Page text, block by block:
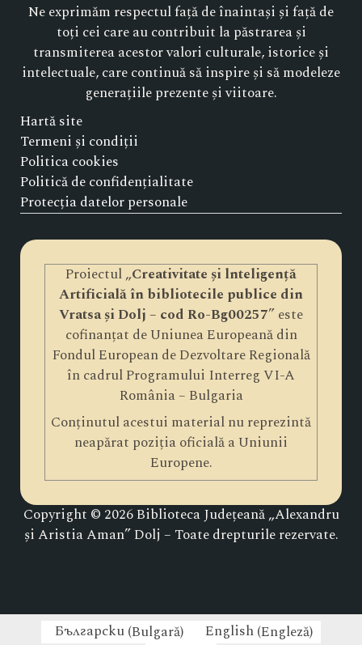
Ne exprimăm respectul față de înaintași și față de
toți cei care au contribuit la păstrarea și
transmiterea acestor valori culturale, istorice și
intelectuale, care continuă să inspire și să modeleze
generațiile prezente și viitoare.
Hartă site
Termeni și condiții
Politica cookies
Politică de confidențialitate
Protecția datelor personale
Proiectul „Creativitate și lnteligență
Artificială în bibliotecile publice din
Vratsa și Dolj – cod Ro-Bg00257” este
cofinanțat de Uniunea Europeană din
Fondul European de Dezvoltare Regională
în cadrul Programului Interreg VI-A
România – Bulgaria
Conținutul acestui material nu reprezintă
neapărat poziția oficială a Uniunii
Europene.
Copyright © 2026 Biblioteca Județeană „Alexandru
și Aristia Aman” Dolj – Toate drepturile rezervate.
Български(Bulgară) English(Engleză)